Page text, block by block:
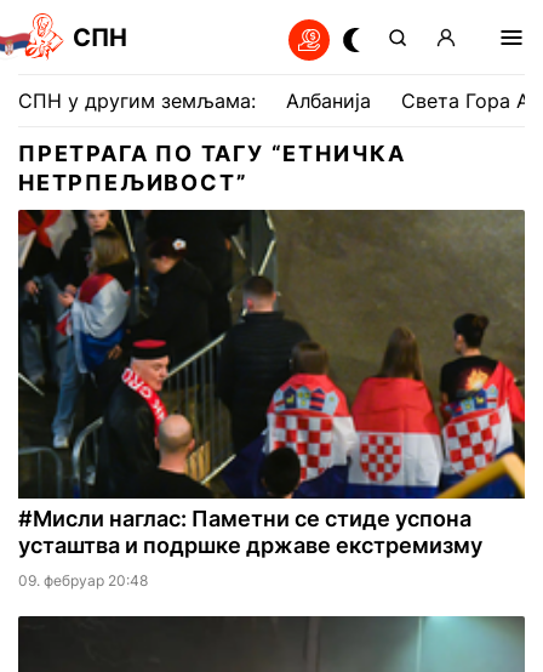
СПН
СПН у другим земљама: Албанија Света Гора
ПРЕТРАГА ПО ТАГУ “ЕТНИЧКА
НЕТРПЕЉИВОСТ”
#Мисли наглас: Паметни се стиде успона
усташтва и подршке државе екстремизму
09. фебруар 20:48